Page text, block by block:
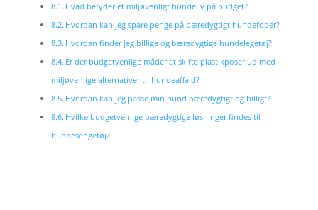
Hvad betyder et miljøvenligt hundeliv på budget?
Hvordan kan jeg spare penge på bæredygtigt hundefoder?
Hvordan finder jeg billige og bæredygtige hundelegetøj?
Er der budgetvenlige måder at skifte plastikposer ud med
miljøvenlige alternativer til hundeaffald?
Hvordan kan jeg passe min hund bæredygtigt og billigt?
Hvilke budgetvenlige bæredygtige løsninger findes til
hundesengetøj?